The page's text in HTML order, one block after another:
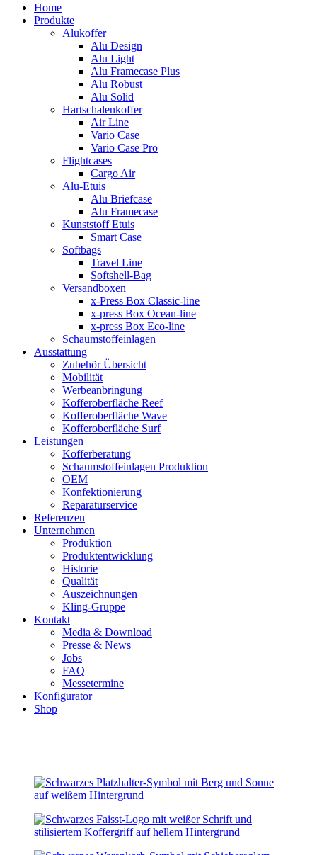
Home
Produkte
Alukoffer
Alu Design
Alu Light
Alu Framecase Plus
Alu Robust
Alu Solid
Hartschalenkoffer
Air Line
Vario Case
Vario Case Pro
Flightcases
Cargo Air
Alu-Etuis
Alu Briefcase
Alu Framecase
Kunststoff Etuis
Smart Case
Softbags
Travel Line
Softshell-Bag
Versandboxen
x-Press Box Classic-line
x-press Box Ocean-line
x-press Box Eco-line
Schaumstoffeinlagen
Ausstattung
Zubehör Übersicht
Mobilität
Werbeanbringung
Kofferoberfläche Reef
Kofferoberfläche Wave
Kofferoberfläche Surf
Leistungen
Kofferberatung
Schaumstoffeinlagen Produktion
OEM
Konfektionierung
Reparaturservice
Referenzen
Unternehmen
Produktion
Produktentwicklung
Historie
Qualität
Auszeichnungen
Kling-Gruppe
Kontakt
Media & Download
Presse & News
Jobs
FAQ
Messetermine
Konfigurator
Shop